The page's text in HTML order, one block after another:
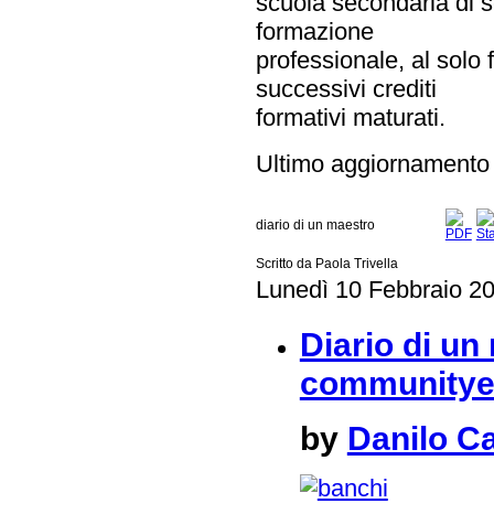
formazione
professionale, al solo
successivi crediti
formativi maturati.
Ultimo
diario di un maestro
Scritto da Paola Trivella
Lunedì 10 Febbraio
Diario di un
by Danilo